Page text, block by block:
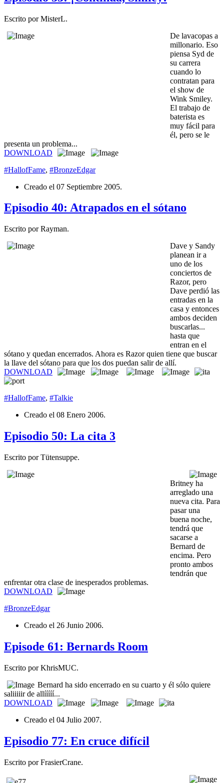
Escrito por MisterL.
De lavacopas a
millonario. Eso
piensa Syd de
su carrera
cuando lo
contratan para
el show de
Wink Smiley.
El trabajo de
baterista es
muy fácil para
él, pero se le
presenta un problema...
DOWNLOAD
#HallofFame, #BronzeEdgar
Creado el 07 Septiembre 2005.
Episodio 40: Atrapados en el sótano
Escrito por Rayman.
Dave y Sandy
planean ir a
uno de los
conciertos de
Razor, pero
Dave perdió las
entradas en la
casa y entonces
ambos deciden
buscarlas...
hasta que
entran en el
sótano y quedan encerrados. Ahora es Razor quien tiene que buscar
la llave del sótano para que los dos puedan salir de allí.
DOWNLOAD
#HallofFame, #Talkie
Creado el 08 Enero 2006.
Episodio 50: La cita 3
Escrito por Tütensuppe.
Britney ha
arreglado una
nueva cita. Para
pasar una
buena noche,
tendrá que
sacarse a
Bernard de
encima. Pero
pronto ambos
tendrán que
enfrentar otra clase de inesperados problemas.
DOWNLOAD
#BronzeEdgar
Creado el 26 Junio 2006.
Episode 61: Bernards Room
Escrito por KhrisMUC.
Bernard ha sido encerrado en su cuarto y él sólo quiere
saliiiiir de allííííí...
DOWNLOAD
Creado el 04 Julio 2007.
Episodio 77: En cruce difícil
Escrito por FrasierCrane.